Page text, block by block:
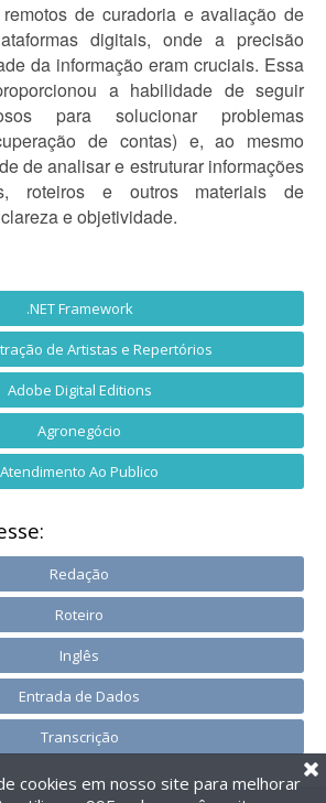
de curadoria e avaliação de
digitais, onde a precisão
da informação eram cruciais. Essa
a habilidade de seguir
para solucionar problemas
de contas) e, ao mesmo
de analisar e estruturar informações
roteiros e outros materiais de
e objetividade.
.NET Framework
de Artistas e Repertórios
Adobe Digital Editions
Agronegócio
Atendimento Ao Publico
Redação
Roteiro
Inglês
Entrada de Dados
Transcrição
cookies em nosso site para melhorar